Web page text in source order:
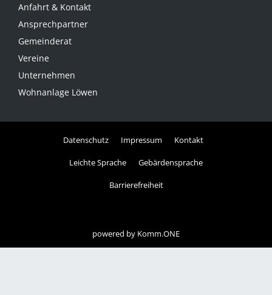
Anfahrt & Kontakt
Ansprechpartner
Gemeinderat
Vereine
Unternehmen
Wohnanlage Löwen
Datenschutz Impressum Kontakt
Leichte Sprache Gebärdensprache
Barrierefreiheit
powered by Komm.ONE